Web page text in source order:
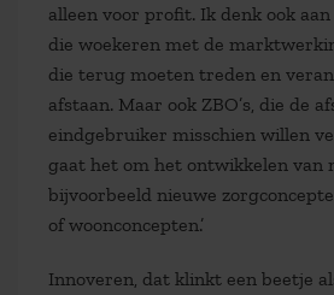
alleen voor profit. Ik denk ook
die woekeren met de
die terug moeten treden en
afstaan. Maar ook ZBO’s, die de
eindgebruiker misschien willen
gaat het om het ontwikkelen van
bijvoorbeeld nieuwe
of woonconcepten.’
Innoveren, dat klinkt een beetje